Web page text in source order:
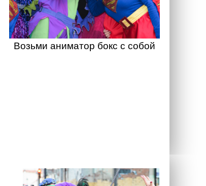
Возьми аниматор бокс с собой